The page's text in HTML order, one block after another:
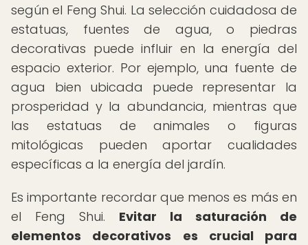
según el Feng Shui. La selección cuidadosa de
estatuas, fuentes de agua, o piedras
decorativas puede influir en la energía del
espacio exterior. Por ejemplo, una fuente de
agua bien ubicada puede representar la
prosperidad y la abundancia, mientras que
las estatuas de animales o figuras
mitológicas pueden aportar cualidades
específicas a la energía del jardín.
Es importante recordar que menos es más en
el Feng Shui. Evitar la saturación de
elementos decorativos es crucial para